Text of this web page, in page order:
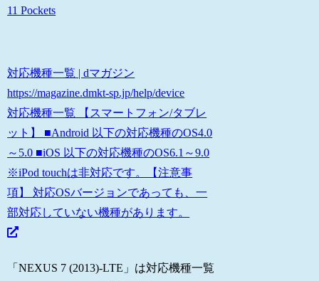
11 Pockets
対応機種一覧 | dマガジン
https://magazine.dmkt-sp.jp/help/device
対応機種一覧 【スマートフォン/タブレ
ット】 ■Android 以下の対応機種のOS4.0
～5.0 ■iOS 以下の対応機種のOS6.1～9.0
※iPod touchは非対応です。【注意事
項】 対応OSバージョンであっても、一
部対応していない機種があります。
「NEXUS 7 (2013)-LTE」は対応機種一覧